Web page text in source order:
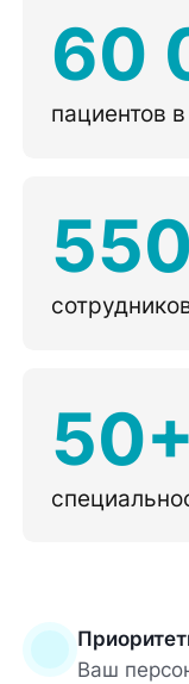
60
пациентов
50+
Ваш